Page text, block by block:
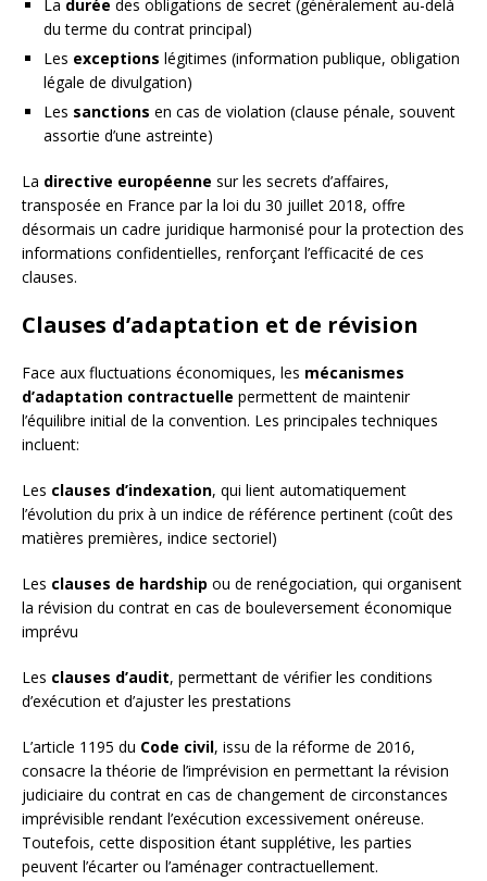
La durée des obligations de secret (généralement au-delà
du terme du contrat principal)
Les exceptions légitimes (information publique, obligation
légale de divulgation)
Les sanctions en cas de violation (clause pénale, souvent
assortie d’une astreinte)
La directive européenne sur les secrets d’affaires,
transposée en France par la loi du 30 juillet 2018, offre
désormais un cadre juridique harmonisé pour la protection des
informations confidentielles, renforçant l’efficacité de ces
clauses.
Clauses d’adaptation et de révision
Face aux fluctuations économiques, les mécanismes
d’adaptation contractuelle permettent de maintenir
l’équilibre initial de la convention. Les principales techniques
incluent:
Les clauses d’indexation, qui lient automatiquement
l’évolution du prix à un indice de référence pertinent (coût des
matières premières, indice sectoriel)
Les clauses de hardship ou de renégociation, qui organisent
la révision du contrat en cas de bouleversement économique
imprévu
Les clauses d’audit, permettant de vérifier les conditions
d’exécution et d’ajuster les prestations
L’article 1195 du Code civil, issu de la réforme de 2016,
consacre la théorie de l’imprévision en permettant la révision
judiciaire du contrat en cas de changement de circonstances
imprévisible rendant l’exécution excessivement onéreuse.
Toutefois, cette disposition étant supplétive, les parties
peuvent l’écarter ou l’aménager contractuellement.